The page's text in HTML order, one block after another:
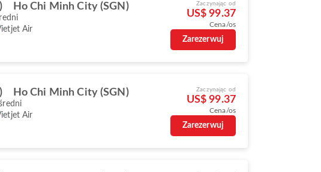
Ho Chi Minh City (SGN)
Air
Zaczynając od
US$ 99.37
Cena/os
Zarezerwuj
Ho Chi Minh City (SGN)
Air
Zaczynając od
US$ 99.37
Cena/os
Zarezerwuj